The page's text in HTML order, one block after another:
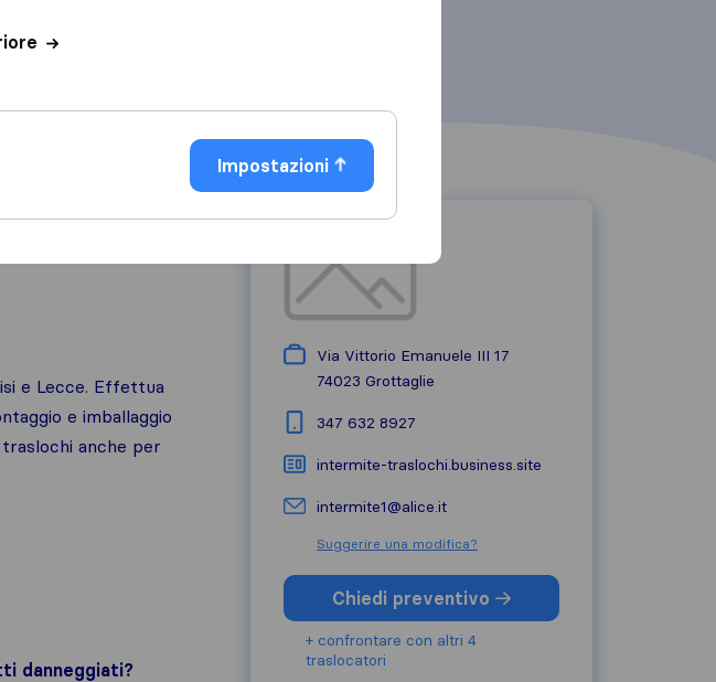
e Lecce. Effettua
e imballaggio
anche per
danneggiati?
Via Vittorio Emanuele III 17
74023 Grottaglie
347 632 8927
intermite-traslochi.business.site
intermite1@alice.it
Suggerire una modifica?
Chiedi preventivo
+ confrontare con altri 4
traslocatori
Impostazioni